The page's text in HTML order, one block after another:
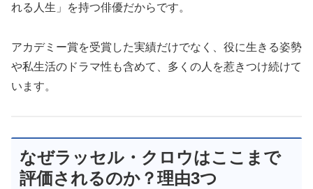
れる人生」を持つ俳優だからです。
アカデミー賞を受賞した実績だけでなく、役に生きる姿勢
や私生活のドラマ性も含めて、多くの人を惹きつけ続けて
います。
なぜラッセル・クロウはここまで
評価されるのか？理由3つ